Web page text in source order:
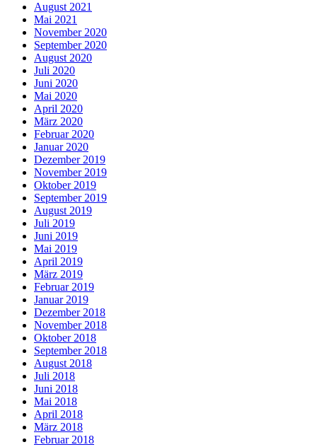
August 2021
Mai 2021
November 2020
September 2020
August 2020
Juli 2020
Juni 2020
Mai 2020
April 2020
März 2020
Februar 2020
Januar 2020
Dezember 2019
November 2019
Oktober 2019
September 2019
August 2019
Juli 2019
Juni 2019
Mai 2019
April 2019
März 2019
Februar 2019
Januar 2019
Dezember 2018
November 2018
Oktober 2018
September 2018
August 2018
Juli 2018
Juni 2018
Mai 2018
April 2018
März 2018
Februar 2018